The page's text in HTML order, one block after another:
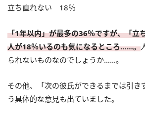
立ち直れない 18％
「1年以内」が最多の36％ですが、「立
人が18％いるのも気になるところ……。
られないものなのでしょうか……。
その他、「次の彼氏ができるまでは引き
う具体的な意見も出ていました。